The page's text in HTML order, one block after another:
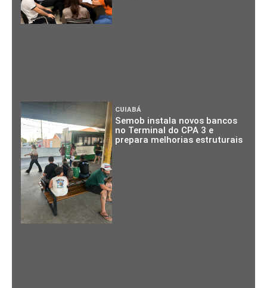
CUIABÁ
Semob instala novos bancos
no Terminal do CPA 3 e
prepara melhorias estruturais